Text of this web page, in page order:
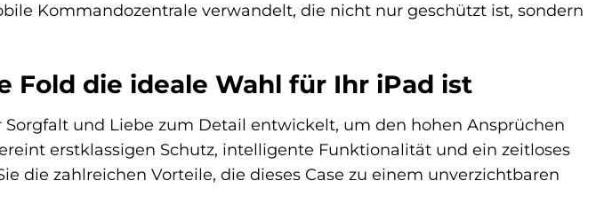
Kommandozentrale verwandelt, die nicht nur geschützt ist, sondern
Fold die ideale Wahl für Ihr iPad ist
und Liebe zum Detail entwickelt, um den hohen Ansprüchen
erstklassigen Schutz, intelligente Funktionalität und ein zeitloses
die zahlreichen Vorteile, die dieses Case zu einem unverzichtbaren